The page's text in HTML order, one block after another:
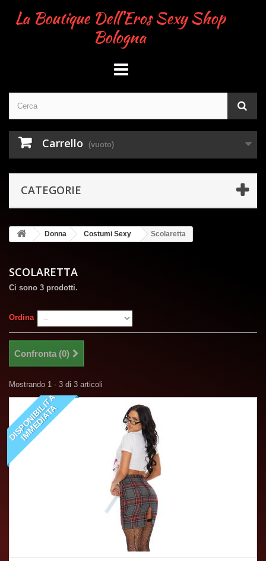
La Boutique Dell'Eros Sexy Shop
Bologna
Carrello (vuoto)
CATEGORIE
Donna Costumi Sexy Scolaretta
SCOLARETTA
Ci sono 3 prodotti.
Ordina
Confronta (0)
Mostrando 1 - 3 di 3 articoli
D
I
S
P
O
N
I
B
I
L
I
T
À
I
M
M
E
D
I
A
T
A